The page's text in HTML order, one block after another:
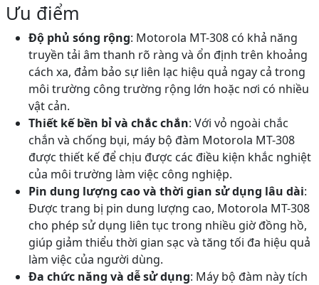
Ưu điểm
Độ phủ sóng rộng: Motorola MT-308 có khả năng
truyền tải âm thanh rõ ràng và ổn định trên khoảng
cách xa, đảm bảo sự liên lạc hiệu quả ngay cả trong
môi trường công trường rộng lớn hoặc nơi có nhiều
vật cản.
Thiết kế bền bỉ và chắc chắn: Với vỏ ngoài chắc
chắn và chống bụi, máy bộ đàm Motorola MT-308
được thiết kế để chịu được các điều kiện khắc nghiệt
của môi trường làm việc công nghiệp.
Pin dung lượng cao và thời gian sử dụng lâu dài:
Được trang bị pin dung lượng cao, Motorola MT-308
cho phép sử dụng liên tục trong nhiều giờ đồng hồ,
giúp giảm thiểu thời gian sạc và tăng tối đa hiệu quả
làm việc của người dùng.
Đa chức năng và dễ sử dụng: Máy bộ đàm này tích